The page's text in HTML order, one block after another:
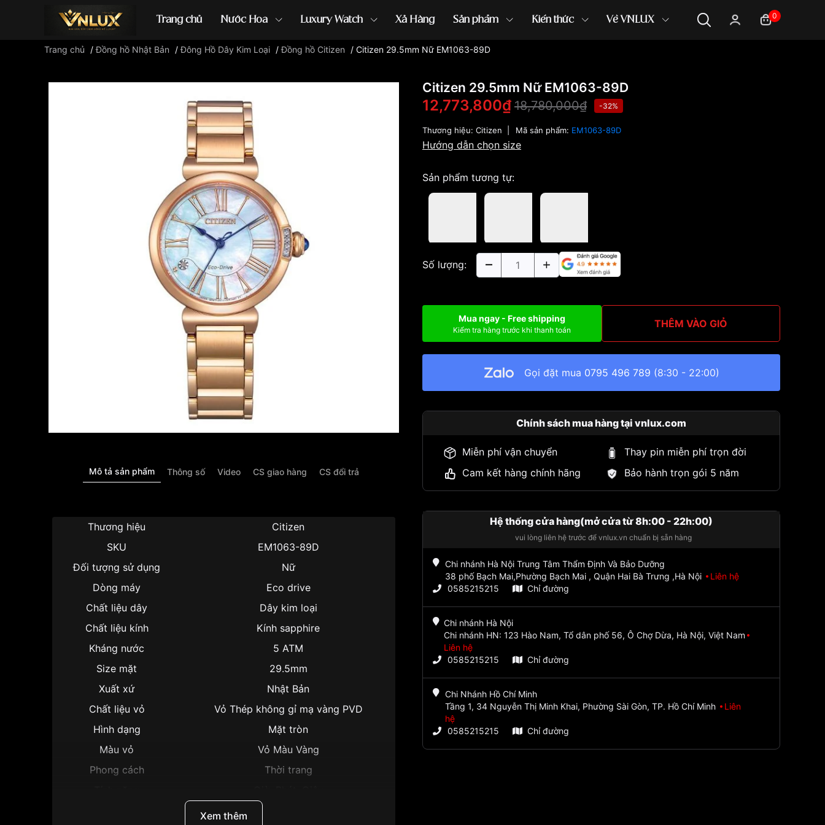
Trang chủ Nước Hoa Luxury Watch Xả Hàng Sản phẩm Kiến thức Về VNLUX 0
Đồng hồ casio đồng hồ G-Shock đồng hồ Orient ...
Trang chủ /Đồng hồ Nhật Bản /Đông Hồ Dây Kim Loại /Đồng hồ Citizen / Citizen 29.5mm Nữ EM1063-89D
Mô tả sản phẩm Thông số Video CS giao hàng CS đổi trả
Thương hiệu
Citizen
SKU
EM1063-89D
Đối tượng sử dụng
Nữ
Dòng máy
Eco drive
Chất liệu dây
Dây kim loại
Chất liệu kính
Kính sapphire
Kháng nước
5 ATM
Size mặt
29.5mm
Xuất xứ
Nhật Bản
Chất liệu vỏ
Vỏ Thép không gỉ mạ vàng PVD
Hình dạng
Mặt tròn
Màu vỏ
Vỏ Màu Vàng
Phong cách
Thời trang
Xem thêm
Citizen 29.5mm Nữ EM1063-89D
12,773,800₫ 18,780,000₫ -32%
Thương hiệu: Citizen Mã sản phẩm: EM1063-89D
Hướng dẫn chọn size
Sản phẩm tương tự:
Số lượng:
Mua ngay - Free shipping
Kiểm tra hàng trước khi thanh toán THÊM VÀO GIỎ
Gọi đặt mua 0795 496 789 (8:30 - 22:00)
Chính sách mua hàng tại vnlux.com
Miễn phí vận chuyển
Thay pin miễn phí trọn đời
Cam kết hàng chính hãng
Bảo hành trọn gói 5 năm
Hệ thống cửa hàng(mở cửa từ 8h:00 - 22h:00)
vui lòng liên hệ trước để vnlux.vn chuẩn bị sẵn hàng
Chi nhánh Hà Nội Trung Tâm Thẩm Định Và Bảo Dưỡng
38 phố Bạch Mai,Phường Bạch Mai , Quận Hai Bà Trưng ,Hà Nội
Liên hệ
0585215215
Chỉ đường
Chi nhánh Hà Nội
Chi nhánh HN: 123 Hào Nam, Tổ dân phố 56, Ô Chợ Dừa, Hà Nội, Việt Nam
Liên hệ
0585215215
Chỉ đường
Chi Nhánh Hồ Chí Minh
Tầng 1, 34 Nguyễn Thị Minh Khai, Phường Sài Gòn, TP. Hồ Chí Minh
Liên
hệ
0585215215
Chỉ đường